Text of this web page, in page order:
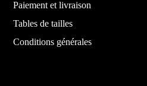
Paiement et livraison
Tables de tailles
Conditions générales